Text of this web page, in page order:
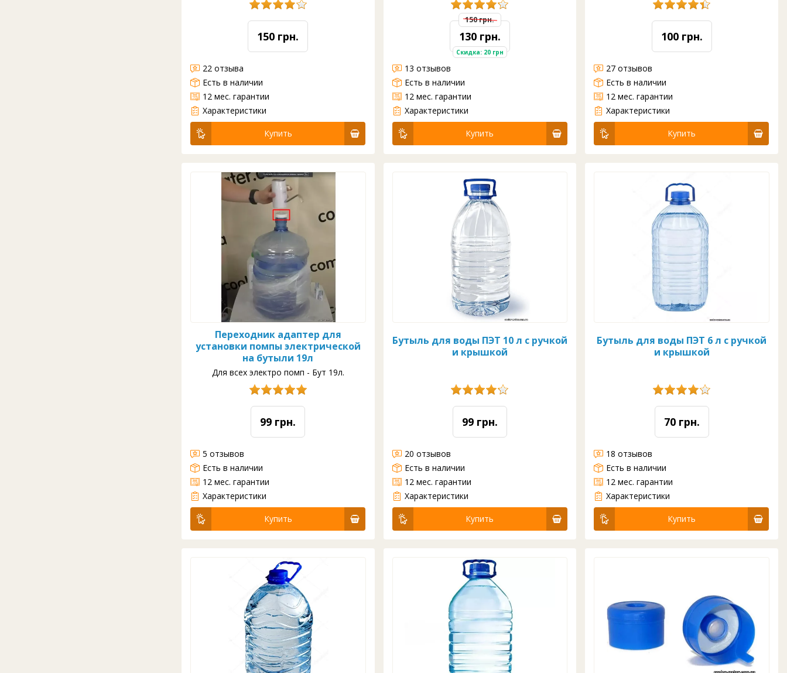
150 грн.
22 отзыва
Есть в наличии
12 мес. гарантии
Ручка для переноса бутылей. Blue Rain Специальная ручка для транспортировки бутлей объемом 18,9 л с питьевой бутылированной водой. Ручка одевается на горлышко бутля с водой и при поднятии фиксируется на нем. С ручкой носить тяжелые и полные бутли с вод...
Характеристики
Купить
150 грн.
130 грн.
Скидка: 20 грн
13 отзывов
Есть в наличии
12 мес. гарантии
Характеристики отсутствуют
Характеристики
Купить
100 грн.
27 отзывов
Есть в наличии
12 мес. гарантии
Характеристики отсутствуют
Характеристики
Купить
Переходник адаптер для
установки помпы электрической
на бутыли 19л
Для всех электро помп - Бут 19л.
99 грн.
5 отзывов
Есть в наличии
12 мес. гарантии
Переходник для помпы электрической на все бутыли 19л, 13л. 18,9л. 11л.
Характеристики
Купить
Бутыль для воды ПЭТ 10 л с ручкой
и крышкой
99 грн.
20 отзывов
Есть в наличии
12 мес. гарантии
Бутыль ПЭТ
10 л
С крышкой
С ручкой
от 21 шт.
Характеристики
Купить
Бутыль для воды ПЭТ 6 л с ручкой
и крышкой
70 грн.
18 отзывов
Есть в наличии
12 мес. гарантии
Бутыль ПЭТ
6 л
С крышкой
С ручкой
от 42 шт.
Характеристики
Купить